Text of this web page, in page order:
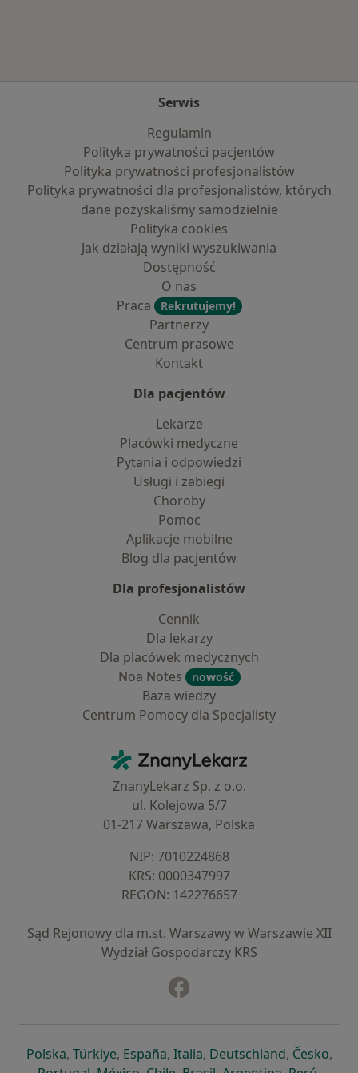
Serwis
Regulamin
Polityka prywatności pacjentów
Polityka prywatności profesjonalistów
Polityka prywatności dla profesjonalistów, których
dane pozyskaliśmy samodzielnie
Polityka cookies
Jak działają wyniki wyszukiwania
Dostępność
O nas
Praca
Rekrutujemy!
Partnerzy
Centrum prasowe
Kontakt
Dla pacjentów
Lekarze
Placówki medyczne
Pytania i odpowiedzi
Usługi i zabiegi
Choroby
Pomoc
Aplikacje mobilne
Blog dla pacjentów
Dla profesjonalistów
Cennik
Dla lekarzy
Dla placówek medycznych
Noa Notes
nowość
Baza wiedzy
Centrum Pomocy dla Specjalisty
ZnanyLekarz - Strona główna
ZnanyLekarz Sp. z o.o.
ul. Kolejowa 5/7
01-217 Warszawa, Polska
NIP: ⁠7010224868
KRS: ⁠0000347997
REGON: ⁠142276657
Sąd Rejonowy dla m.st. Warszawy w Warszawie XII
Wydział Gospodarczy KRS
Polskaotwiera się w nowej karcie
, Türkiyeotwiera się w nowej karcie
, Españaotwiera się w nowej karcie
, Italiaotwiera się w nowej
, Deutschlandotwiera się
, Česko,